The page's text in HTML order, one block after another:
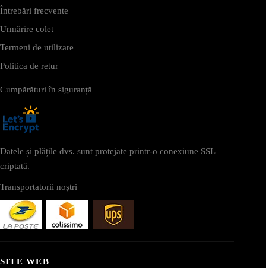
Întrebări frecvente
Urmărire colet
Termeni de utilizare
Politica de retur
Cumpărături în siguranță
Datele și plățile dvs. sunt protejate printr-o conexiune SSL
criptată.
Transportatorii noștri
SITE WEB